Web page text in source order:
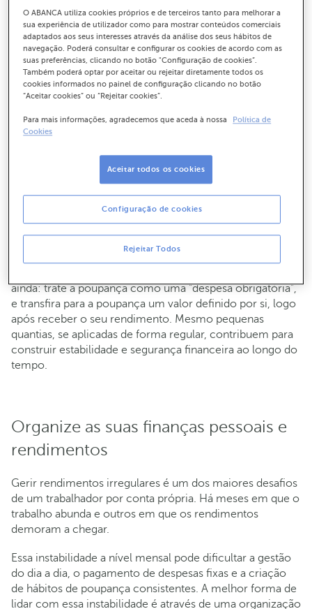
A liberdade é grande, mas exige uma gestão financeira
disciplinada. Para começar a poupar dinheiro deve criar
um fluxo de rendimento equilibrado, capaz de cobrir
despesas, permitir investimento no negócio e garantir
uma margem para poupança.
fazer parte do seu orçamento mensal. Mesmo que os
rendimentos variem, é importante definir uma quantia
fixa ou uma percentagem dos ganhos para colocar de
lado todos os meses. Ao incluir a poupança no seu
planeamento financeiro,garante que consegue criar
uma reserva regular e consistente, em vez de depender
apenas do que possa sobrar no fim do mês.
ainda: trate a poupança como uma “despesa obrigatória”,
e transfira para a poupança um valor definido por si, logo
após receber o seu rendimento. Mesmo pequenas
quantias, se aplicadas de forma regular, contribuem para
construir estabilidade e segurança financeira ao longo do
tempo.
Organize as suas finanças pessoais e
rendimentos
Gerir rendimentos irregulares é um dos maiores desafios
de um trabalhador por conta própria. Há meses em que o
trabalho abunda e outros em que os rendimentos
demoram a chegar.
Essa instabilidade a nível mensal pode dificultar a gestão
do dia a dia, o pagamento de despesas fixas e a criação
de hábitos de poupança consistentes. A melhor forma de
lidar com essa instabilidade é através de uma organização
O ABANCA utiliza cookies próprios e de terceiros tanto para melhorar a
sua experiência de utilizador como para mostrar conteúdos comerciais
adaptados aos seus interesses através da análise dos seus hábitos de
navegação. Poderá consultar e configurar os cookies de acordo com as
suas preferências, clicando no botão "Configuração de cookies”.
Também poderá optar por aceitar ou rejeitar diretamente todos os
cookies informados no painel de configuração clicando no botão
“Aceitar cookies” ou “Rejeitar cookies”.
Para mais informações, agradecemos que aceda à nossa
Política de
Cookies
Rejeitar Todos
Configuração de cookies
Aceitar todos os cookies